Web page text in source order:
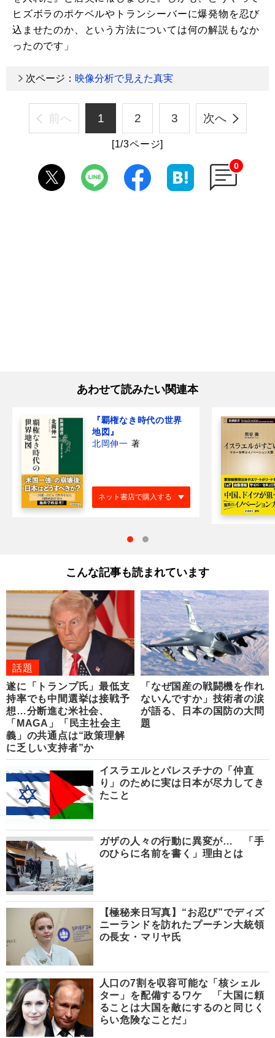
ヒズボラのポケベルやトランシーバーに爆発物を忍び
込ませたのか、という方法については何の解説もなか
ったのです」
次ページ： 映像分析で見えた真実
前へ 1 2 3 次へ
[1/3ページ]
0
あわせて読みたい関連本
『覇権なき時代の世界
地図』
北岡伸一 著
ネット書店で購入する
こんな記事も読まれています
話題
遂に「トランプ氏」最低支
持率でも中間選挙は接戦予
想…分断進む米社会、
「MAGA」「民主社会主
義」の共通点は“政策理解
に乏しい支持者”か
「なぜ国産の戦闘機を作れ
ないんですか」技術者の涙
が語る、日本の国防の大問
題
イスラエルとパレスチナの「仲直
り」のために実は日本が尽力してき
たこと
ガザの人々の行動に異変が… 「手
のひらに名前を書く」理由とは
【極秘来日写真】“お忍び”でディズ
ニーランドを訪れたプーチン大統領
の長女・マリヤ氏
人口の7割を収容可能な「核シェル
ター」を配備するワケ 「大国に頼
ることは大国を敵にするのと同じく
らい危険なことだ」